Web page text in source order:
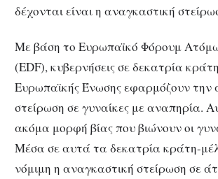
δέχονται είναι η αναγκαστική
Με βάση το Ευρωπαϊκό Φόρουμ
(EDF), κυβερνήσεις σε δεκατρία
Ευρωπαϊκής Ένωσης εφαρμόζουν την
στείρωση σε γυναίκες με αναπηρία.
ακόμα μορφή βίας που βιώνουν οι
Μέσα σε αυτά τα δεκατρία κράτη-
νόμιμη η αναγκαστική στείρωση σε